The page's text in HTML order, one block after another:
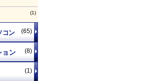
(1)
(65)
(8)
(1)